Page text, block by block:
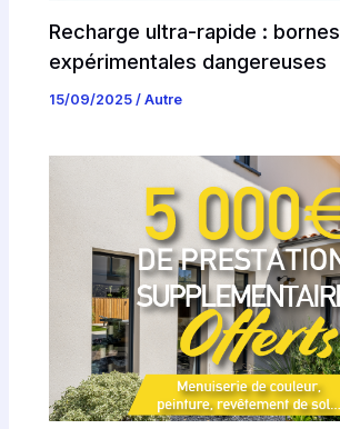
Recharge ultra-rapide : bornes
expérimentales dangereuses
15/09/2025/Autre